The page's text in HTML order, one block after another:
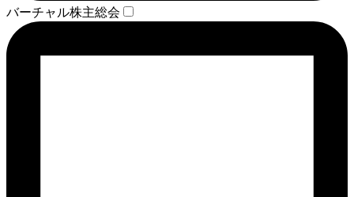
バーチャル株主総会